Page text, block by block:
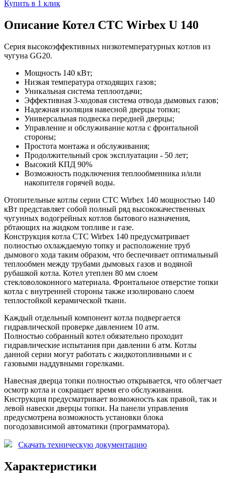
Купить в 1 клик
Описание Котел CTC Wirbex U 140
Серия высокоэффективных низкотемпературных котлов из
чугуна GG20.
Мощность 140 кВт;
Низкая температура отходящих газов;
Уникальная система теплоотдачи;
Эффективная 3-ходовая система отвода дымовых газов;
Надежная изоляция навесной дверцы топки;
Универсальная подвеска передней дверцы;
Управление и обслуживание котла с фронтальной
стороны;
Простота монтажа и обслуживания;
Продолжительный срок эксплуатации - 50 лет;
Высокий КПД 90%
Возможность подключения теплообменника и/или
накопителя горячей воды.
Отопительные котлы серии CTC Wirbex 140 мощностью 140
кВт представляет собой полный ряд высококачественных
чугунных водогрейных котлов бытового назначения,
рбтающих на жидком топливе и газе.
Конструкция котла CTC Wirbex 140 предусматривает
полностью охлаждаемую топку и расположение труб
дымового хода таким образом, что беспечивает оптимальный
теплообмен между трубами дымовых газов и водяной
рубашкой котла. Котел утеплен 80 мм слоем
стекловолоконного материала. Фронтальное отверстие топки
котла с внутренней стороны также изолировано слоем
теплостойкой керамической ткани.
Каждый отдельный компонент котла подвергается
гидравлической проверке давлением 10 атм.
Полностью собранный котел обязательно проходит
гидравлические испытания при давлении 6 атм. Котлы
данной серии могут работать с жидкотопливными и с
газовыми наддувными горелками.
Навесная дверца топки полностью открывается, что облегчает
осмотр котла и сокращает время его обслуживания.
Кнструкция предусматривает возможность как правой, так и
левой навески дверцы топки. На панели управления
предусмотрена возможность установки блока
погодозависимой автоматики (программатора).
Скачать техническую документацию
Характеристики